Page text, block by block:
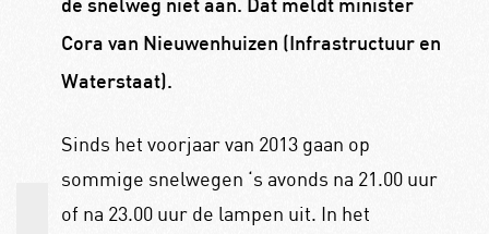
de snelweg niet aan. Dat meldt minister
Cora van Nieuwenhuizen (Infrastructuur en
Waterstaat).
Sinds het voorjaar van 2013 gaan op
sommige snelwegen ‘s avonds na 21.00 uur
of na 23.00 uur de lampen uit. In het